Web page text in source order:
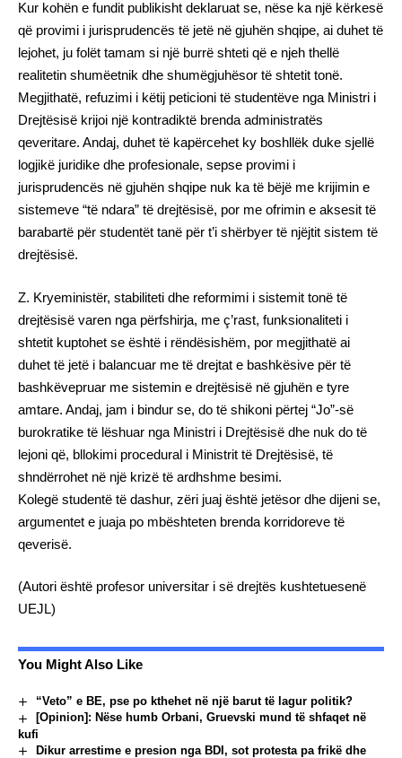
Kur kohën e fundit publikisht deklaruat se, nëse ka një kërkesë
që provimi i jurisprudencës të jetë në gjuhën shqipe, ai duhet të
lejohet, ju folët tamam si një burrë shteti që e njeh thellë
realitetin shumëetnik dhe shumëgjuhësor të shtetit tonë.
Megjithatë, refuzimi i këtij peticioni të studentëve nga Ministri i
Drejtësisë krijoi një kontradiktë brenda administratës
qeveritare. Andaj, duhet të kapërcehet ky boshllëk duke sjellë
logjikë juridike dhe profesionale, sepse provimi i
jurisprudencës në gjuhën shqipe nuk ka të bëjë me krijimin e
sistemeve “të ndara” të drejtësisë, por me ofrimin e aksesit të
barabartë për studentët tanë për t’i shërbyer të njëjtit sistem të
drejtësisë.
Z. Kryeministër, stabiliteti dhe reformimi i sistemit tonë të
drejtësisë varen nga përfshirja, me ç’rast, funksionaliteti i
shtetit kuptohet se është i rëndësishëm, por megjithatë ai
duhet të jetë i balancuar me të drejtat e bashkësive për të
bashkëvepruar me sistemin e drejtësisë në gjuhën e tyre
amtare. Andaj, jam i bindur se, do të shikoni përtej “Jo”-së
burokratike të lëshuar nga Ministri i Drejtësisë dhe nuk do të
lejoni që, bllokimi procedural i Ministrit të Drejtësisë, të
shndërrohet në një krizë të ardhshme besimi.
Kolegë studentë të dashur, zëri juaj është jetësor dhe dijeni se,
argumentet e juaja po mbështeten brenda korridoreve të
qeverisë.
(Autori është profesor universitar i së drejtës kushtetuesenë
UEJL)
You Might Also Like
“Veto” e BE, pse po kthehet në një barut të lagur politik?
[Opinion]: Nëse humb Orbani, Gruevski mund të shfaqet në
kufi
Dikur arrestime e presion nga BDI, sot protesta pa frikë dhe